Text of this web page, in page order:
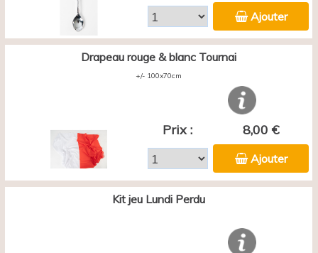
Ajouter
Drapeau rouge & blanc Tournai
+/- 100x70cm
Prix : 8,00 €
Ajouter
Kit jeu Lundi Perdu